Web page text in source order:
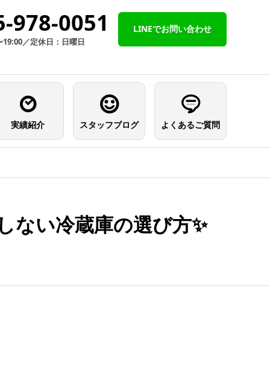
978-0051
／定休日：日曜日
LINEでお問い合わせ
実績紹介 スタッフブログ よくあるご質問
ない冷蔵庫の選び方✨